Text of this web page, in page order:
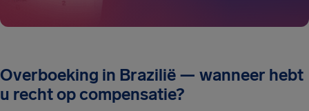
Overboeking in Brazilië — wanneer hebt
u recht op compensatie?